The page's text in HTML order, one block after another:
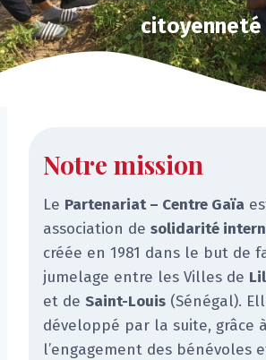
citoyenneté
Notre mission
Le Partenariat – Centre Gaïa
association de solidarité
créée en 1981 dans le but de
jumelage entre les Villes de
et de Saint-Louis (Sénégal).
développé par la suite, grâce à
l’engagement des bénévoles